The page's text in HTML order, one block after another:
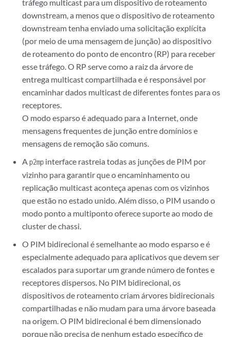
tráfego multicast para um dispositivo de roteamento
downstream, a menos que o dispositivo de roteamento
downstream tenha enviado uma solicitação explícita
(por meio de uma mensagem de junção) ao dispositivo
de roteamento do ponto de encontro (RP) para receber
esse tráfego. O RP serve como a raiz da árvore de
entrega multicast compartilhada e é responsável por
encaminhar dados multicast de diferentes fontes para os
receptores.
O modo esparso é adequado para a Internet, onde
mensagens frequentes de junção entre domínios e
mensagens de remoção são comuns.
Ap2mp interface rastreia todas as junções de PIM por
vizinho para garantir que o encaminhamento ou
replicação multicast aconteça apenas com os vizinhos
que estão no estado unido. Além disso, o PIM usando o
modo ponto a multiponto oferece suporte ao modo de
cluster de chassi.
O PIM bidirecional é semelhante ao modo esparso e é
especialmente adequado para aplicativos que devem ser
escalados para suportar um grande número de fontes e
receptores dispersos. No PIM bidirecional, os
dispositivos de roteamento criam árvores bidirecionais
compartilhadas e não mudam para uma árvore baseada
na origem. O PIM bidirecional é bem dimensionado
porque não precisa de nenhum estado específico de